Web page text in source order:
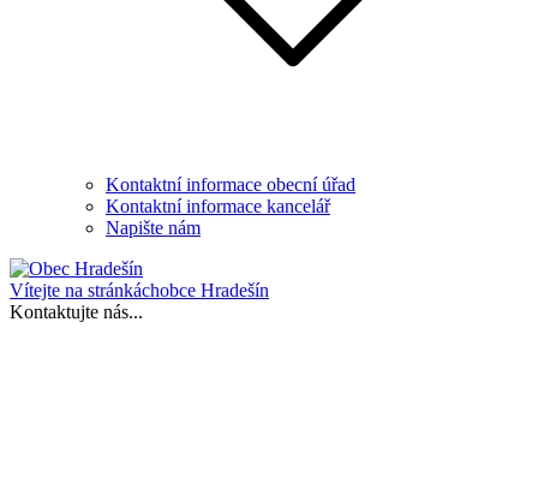
Kontaktní informace obecní úřad
Kontaktní informace kancelář
Napište nám
Vítejte na stránkáchobce Hradešín
Kontaktujte nás...